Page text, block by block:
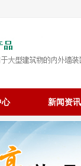
心 新闻资讯